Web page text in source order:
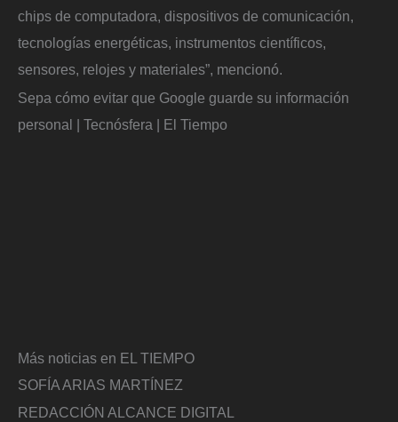
chips de computadora, dispositivos de comunicación,
tecnologías energéticas, instrumentos científicos,
sensores, relojes y materiales”, mencionó.
Sepa cómo evitar que Google guarde su información
personal | Tecnósfera | El Tiempo
Más noticias en EL TIEMPO
SOFÍA ARIAS MARTÍNEZ
REDACCIÓN ALCANCE DIGITAL